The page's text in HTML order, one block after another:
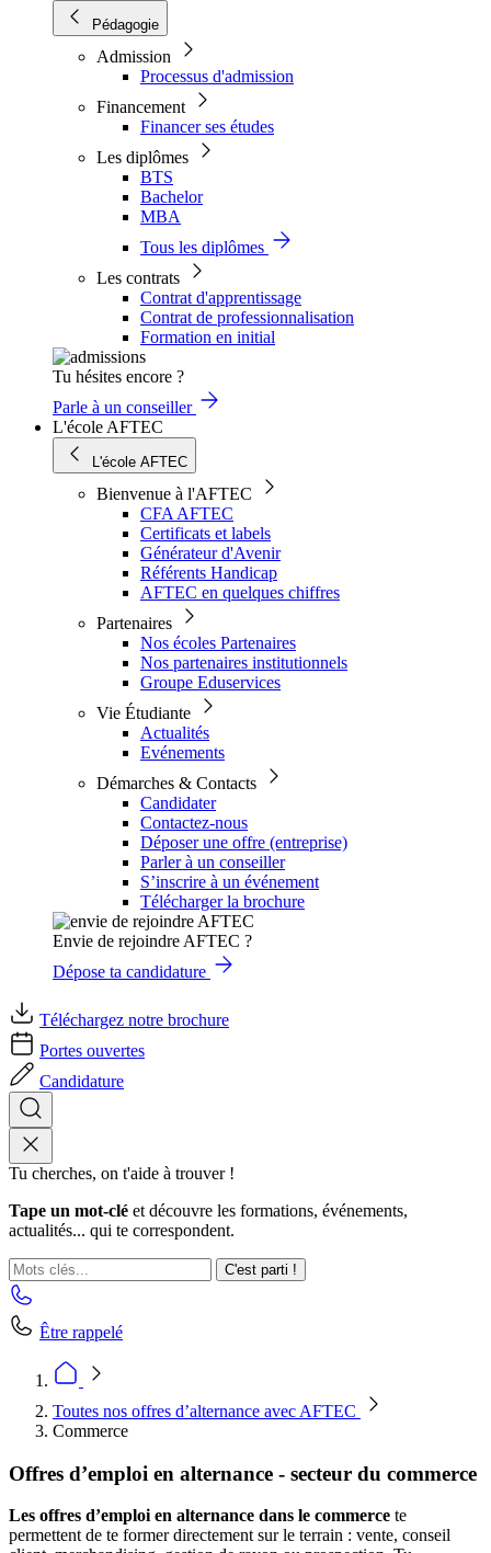
Pédagogie
Admission
Processus d'admission
Financement
Financer ses études
Les diplômes
BTS
Bachelor
MBA
Tous les diplômes
Les contrats
Contrat d'apprentissage
Contrat de professionnalisation
Formation en initial
Tu hésites encore ?
Parle à un conseiller
L'école AFTEC
L'école AFTEC
Bienvenue à l'AFTEC
CFA AFTEC
Certificats et labels
Générateur d'Avenir
Référents Handicap
AFTEC en quelques chiffres
Partenaires
Nos écoles Partenaires
Nos partenaires institutionnels
Groupe Eduservices
Vie Étudiante
Actualités
Evénements
Démarches & Contacts
Candidater
Contactez-nous
Déposer une offre (entreprise)
Parler à un conseiller
S’inscrire à un événement
Télécharger la brochure
Envie de rejoindre AFTEC ?
Dépose ta candidature
Téléchargez notre brochure
Portes ouvertes
Candidature
Tu cherches, on t'aide à trouver !
Tape un mot-clé et découvre les formations, événements,
actualités... qui te correspondent.
C'est parti !
Être rappelé
Toutes nos offres d’alternance avec AFTEC
Commerce
Offres d’emploi en alternance - secteur du commerce
Les offres d’emploi en alternance dans le commerce te
permettent de te former directement sur le terrain : vente, conseil